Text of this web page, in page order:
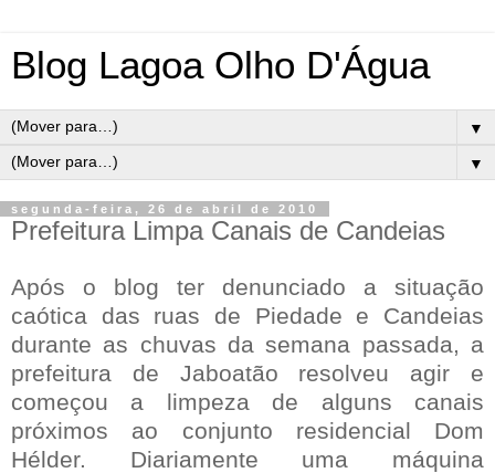
Blog Lagoa Olho D'Água
▼
▼
segunda-feira, 26 de abril de 2010
Prefeitura Limpa Canais de Candeias
Após o blog ter denunciado a situação
caótica das ruas de Piedade e Candeias
durante as chuvas da semana passada, a
prefeitura de Jaboatão resolveu agir e
começou a limpeza de alguns canais
próximos ao conjunto residencial Dom
Hélder. Diariamente uma máquina